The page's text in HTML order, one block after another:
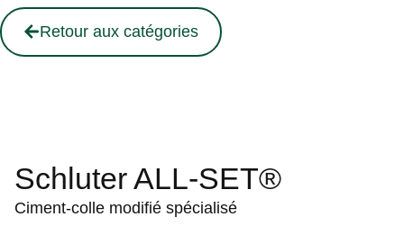
Retour aux catégories
Schluter ALL-SET®
Ciment-colle modifié spécialisé